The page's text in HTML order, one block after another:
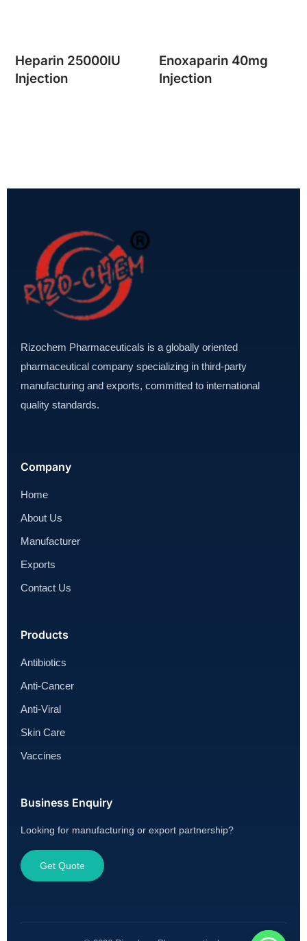
Heparin 25000IU
Injection
Enoxaparin 40mg
Injection
Rizochem Pharmaceuticals is a globally oriented
pharmaceutical company specializing in third-party
manufacturing and exports, committed to international
quality standards.
Company
Home
About Us
Manufacturer
Exports
Contact Us
Products
Antibiotics
Anti-Cancer
Anti-Viral
Skin Care
Vaccines
Business Enquiry
Looking for manufacturing or export partnership?
Get Quote